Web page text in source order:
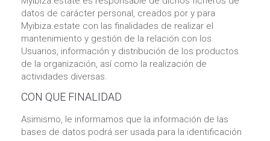
datos de carácter personal, creados por y para
Myibiza.estate con las finalidades de realizar el
mantenimiento y gestión de la relación con los
Usuarios, información y distribución de los productos
de la organización, así como la realización de
actividades diversas.
CON QUE FINALIDAD
Asimismo, le informamos que la información de las
bases de datos podrá ser usada para la identificación